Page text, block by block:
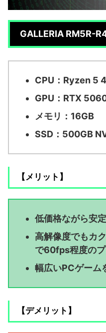
GALLERIA RM5R-
CPU：Ryzen 5
GPU：RTX
メモリ：16GB
SSD：500GB
【メリット】
低価格ながら安
高解像度でもカ
で60fps程度のプ
幅広いPCゲーム
【デメリット】